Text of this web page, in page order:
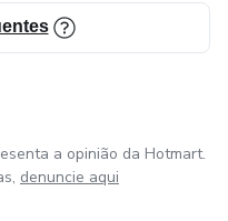
a opinião da Hotmart.
denuncie aqui